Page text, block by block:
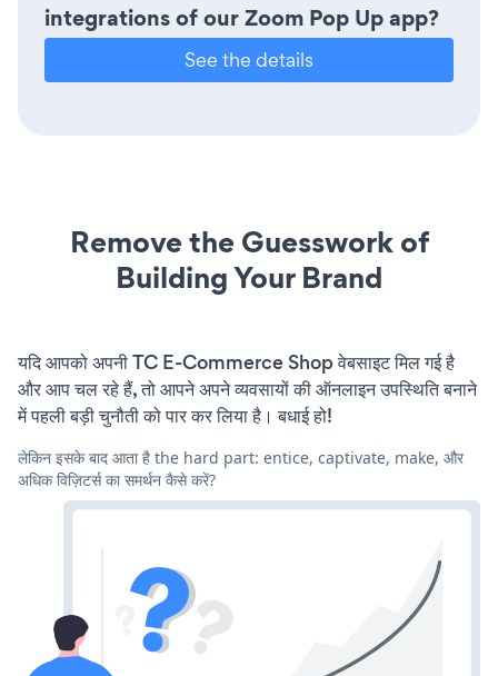
integrations of our Zoom Pop Up app?
See the details
Remove the Guesswork of
Building Your Brand
यदि आपको अपनी TC E-Commerce Shop वेबसाइट मिल गई है
और आप चल रहे हैं, तो आपने अपने व्यवसायों की ऑनलाइन उपस्थिति बनाने
में पहली बड़ी चुनौती को पार कर लिया है। बधाई हो!
लेकिन इसके बाद आता है the hard part: entice, captivate, make, और
अधिक विज़िटर्स का समर्थन कैसे करें?